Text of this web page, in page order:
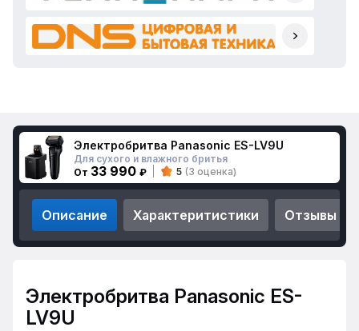
Электробритва Panasonic ES-LV9U
Для сухого и влажного бритья
От 33 990 ₽ 5 (3 оценка)
Описание Характеритистики Отзывы
Электробритва Panasonic ES-
LV9U